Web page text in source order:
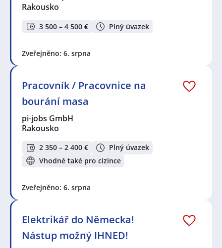
Rakousko
3 500 – 4 500 € Plný úvazek
Zveřejněno: 6. srpna
Pracovník / Pracovnice na
bourání masa
pi-jobs GmbH
Rakousko
2 350 – 2 400 €
Plný úvazek
Vhodné také pro cizince
Zveřejněno: 6. srpna
Elektrikář do Německa!
Nástup možný IHNED!